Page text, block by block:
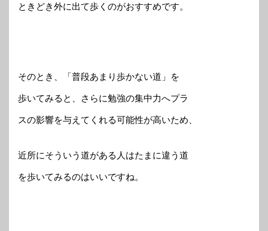
ときどき外に出て歩くのがおすすめです。
そのとき、「普段あまり歩かない道」を
歩いてみると、さらに勉強の集中力へプラ
スの影響を与えてくれる可能性が高いため、
近所にそういう道がある人はたまに違う道
を歩いてみるのはいいですね。